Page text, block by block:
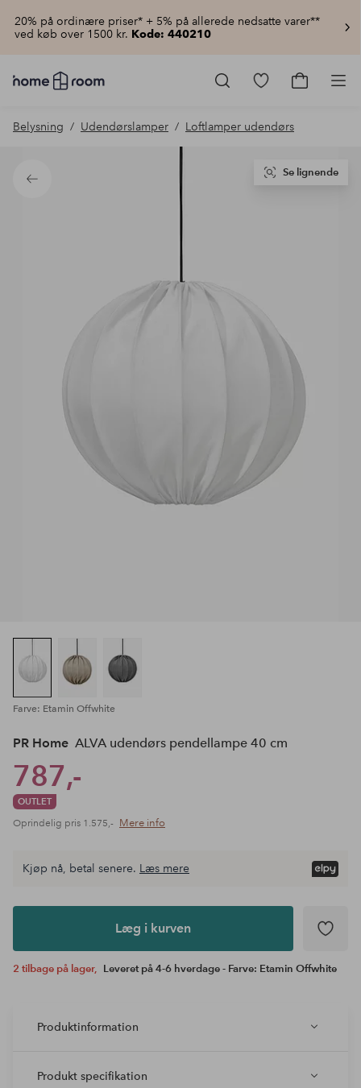
20% på ordinære priser* + 5% på allerede nedsatte varer**
ved køb over 1500 kr. Kode: 440210
Homeroom
–
hjemmet
pris
Gå
produkter
Gå
Belysning Udendørslamper Loftlamper udendørs
Tilbage
Se lignende
Farve: Etamin Offwhite
PR Home ALVA udendørs pendellampe 40 cm
787,-
OUTLET
Oprindelig pris 1.575,- Mere info
Læg i
Kjøp nå, betal senere. Læs mere
Læg i kurven
2 tilbage på lager, Leveret på 4-6 hverdage - Farve: Etamin Offwhite
Produktinformation
Produkt specifikation